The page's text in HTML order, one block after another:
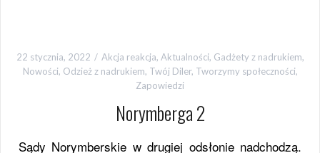
22 stycznia, 2022 Akcja reakcja, Aktualności, Gadżety z nadrukiem,
Nowości, Odzież z nadrukiem, Twój Diler, Tworzymy społeczności,
Zapowiedzi
Norymberga 2
Sądy Norymberskie w drugiej odsłonie nadchodzą.